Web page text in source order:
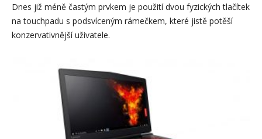
Dnes již méně častým prvkem je použití dvou fyzických tlačítek
na touchpadu s podsvíceným rámečkem, které jistě potěší
konzervativnější uživatele.